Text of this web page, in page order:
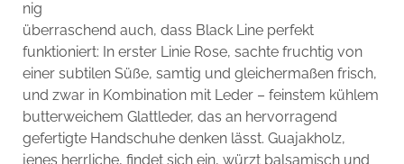
nig
überraschend auch, dass Black Line perfekt
funktioniert: In erster Linie Rose, sachte fruchtig von
einer subtilen Süße, samtig und gleichermaßen frisch,
und zwar in Kombination mit Leder – feinstem kühlem
butterweichem Glattleder, das an hervorragend
gefertigte Handschuhe denken lässt. Guajakholz,
jenes herrliche, findet sich ein, würzt balsamisch und